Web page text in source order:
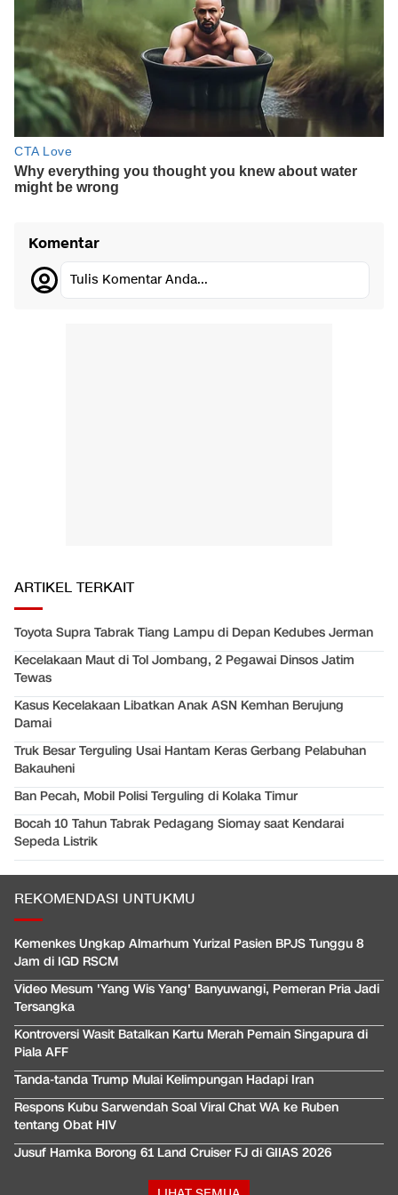
Komentar
Tulis Komentar Anda...
ARTIKEL TERKAIT
Toyota Supra Tabrak Tiang Lampu di Depan Kedubes Jerman
Kecelakaan Maut di Tol Jombang, 2 Pegawai Dinsos Jatim
Tewas
Kasus Kecelakaan Libatkan Anak ASN Kemhan Berujung
Damai
Truk Besar Terguling Usai Hantam Keras Gerbang Pelabuhan
Bakauheni
Ban Pecah, Mobil Polisi Terguling di Kolaka Timur
Bocah 10 Tahun Tabrak Pedagang Siomay saat Kendarai
Sepeda Listrik
REKOMENDASI UNTUKMU
Kemenkes Ungkap Almarhum Yurizal Pasien BPJS Tunggu 8
Jam di IGD RSCM
Video Mesum 'Yang Wis Yang' Banyuwangi, Pemeran Pria Jadi
Tersangka
Kontroversi Wasit Batalkan Kartu Merah Pemain Singapura di
Piala AFF
Tanda-tanda Trump Mulai Kelimpungan Hadapi Iran
Respons Kubu Sarwendah Soal Viral Chat WA ke Ruben
tentang Obat HIV
Jusuf Hamka Borong 61 Land Cruiser FJ di GIIAS 2026